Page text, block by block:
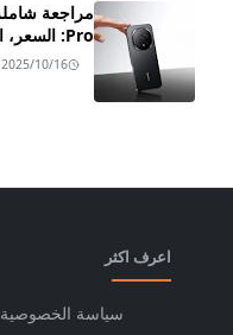
Pro: السعر، المواصفات، والمميزات
2025/10/16
اعرف اكثر
سياسة الخصوصية